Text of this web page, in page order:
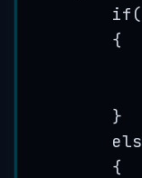
if (
{
}
{